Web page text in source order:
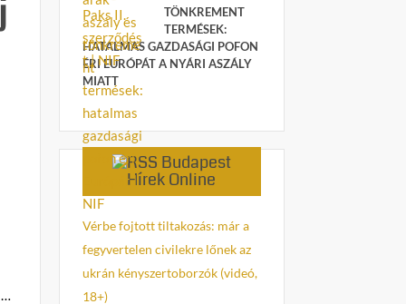
…
TÖNKREMENT
TERMÉSEK:
HATALMAS GAZDASÁGI POFON
ÉRI EURÓPÁT A NYÁRI ASZÁLY
MIATT
Budapest
Hírek Online
Vérbe fojtott tiltakozás: már a
fegyvertelen civilekre lőnek az
ukrán kényszertoborzók (videó,
18+)